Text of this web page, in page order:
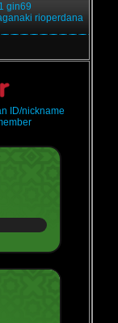
gin69
rioperdana
ID/nickname